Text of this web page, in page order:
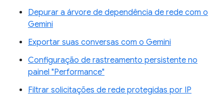
Depurar a árvore de dependência de rede com o
Gemini
Exportar suas conversas com o Gemini
Configuração de rastreamento persistente no
painel "Performance"
Filtrar solicitações de rede protegidas por IP